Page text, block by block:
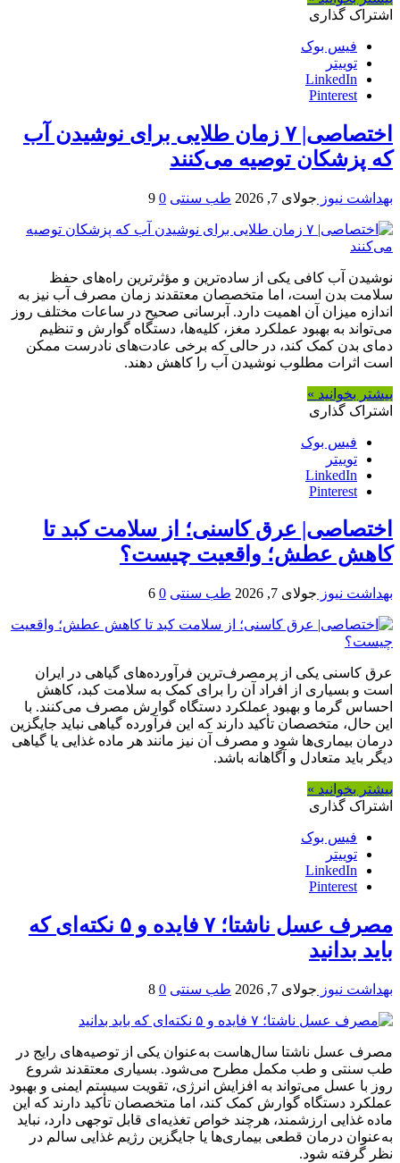
اشتراک گذاری
فیس بوک
توییتر
LinkedIn
Pinterest
اختصاصی| ۷ زمان طلایی برای نوشیدن آب
که پزشکان توصیه می‌کنند
بهداشت نیوز جولای 7, 2026 طب سنتی 0
9
نوشیدن آب کافی یکی از ساده‌ترین و مؤثرترین راه‌های حفظ
سلامت بدن است، اما متخصصان معتقدند زمان مصرف آب نیز به
اندازه میزان آن اهمیت دارد. آبرسانی صحیح در ساعات مختلف روز
می‌تواند به بهبود عملکرد مغز، کلیه‌ها، دستگاه گوارش و تنظیم
دمای بدن کمک کند، در حالی که برخی عادت‌های نادرست ممکن
است اثرات مطلوب نوشیدن آب را کاهش دهند.
بیشتر بخوانید »
اشتراک گذاری
فیس بوک
توییتر
LinkedIn
Pinterest
اختصاصی| عرق کاسنی؛ از سلامت کبد تا
کاهش عطش؛ واقعیت چیست؟
بهداشت نیوز جولای 7, 2026 طب سنتی 0
6
عرق کاسنی یکی از پرمصرف‌ترین فرآورده‌های گیاهی در ایران
است و بسیاری از افراد آن را برای کمک به سلامت کبد، کاهش
احساس گرما و بهبود عملکرد دستگاه گوارش مصرف می‌کنند. با
این حال، متخصصان تأکید دارند که این فرآورده گیاهی نباید جایگزین
درمان بیماری‌ها شود و مصرف آن نیز مانند هر ماده غذایی یا گیاهی
دیگر باید متعادل و آگاهانه باشد.
بیشتر بخوانید »
اشتراک گذاری
فیس بوک
توییتر
LinkedIn
Pinterest
مصرف عسل ناشتا؛ ۷ فایده و ۵ نکته‌ای که
باید بدانید
بهداشت نیوز جولای 7, 2026 طب سنتی 0
8
مصرف عسل ناشتا سال‌هاست به‌عنوان یکی از توصیه‌های رایج در
طب سنتی و طب مکمل مطرح می‌شود. بسیاری معتقدند شروع
روز با عسل می‌تواند به افزایش انرژی، تقویت سیستم ایمنی و بهبود
عملکرد دستگاه گوارش کمک کند، اما متخصصان تأکید دارند که این
ماده غذایی ارزشمند، هرچند خواص تغذیه‌ای قابل توجهی دارد، نباید
به‌عنوان درمان قطعی بیماری‌ها یا جایگزین رژیم غذایی سالم در
نظر گرفته شود.